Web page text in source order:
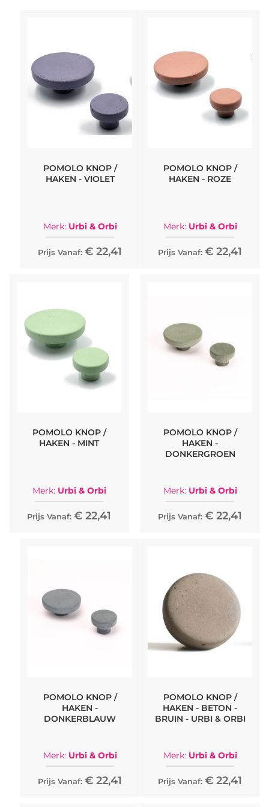
POMOLO KNOP /
HAKEN - VIOLET
Merk: Urbi & Orbi
Prijs Vanaf: € 22,41
POMOLO KNOP /
HAKEN - ROZE
Merk: Urbi & Orbi
Prijs Vanaf: € 22,41
POMOLO KNOP /
HAKEN - MINT
Merk: Urbi & Orbi
Prijs Vanaf: € 22,41
POMOLO KNOP /
HAKEN -
DONKERGROEN
Merk: Urbi & Orbi
Prijs Vanaf: € 22,41
POMOLO KNOP /
HAKEN -
DONKERBLAUW
Merk: Urbi & Orbi
Prijs Vanaf: € 22,41
POMOLO KNOP /
HAKEN - BETON -
BRUIN - URBI & ORBI
Merk: Urbi & Orbi
Prijs Vanaf: € 22,41